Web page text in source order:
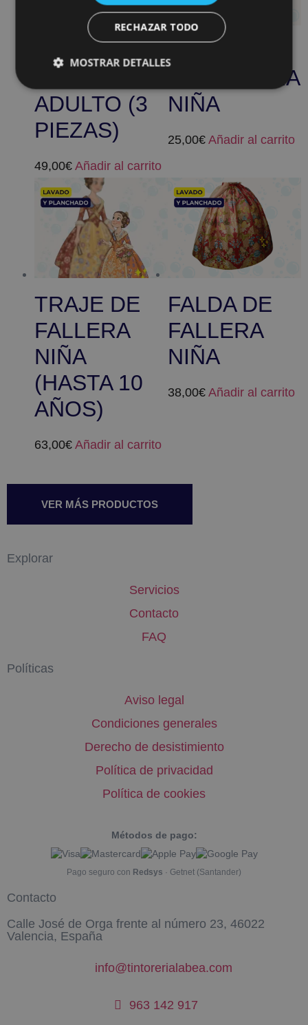
TRAJE DE
ADULTO (3
PIEZAS)
49,00€ Añadir al carrito
CORPIÑO
DE FALLERA
NIÑA
25,00€ Añadir al carrito
TRAJE DE
FALLERA
NIÑA
(HASTA 10
AÑOS)
63,00€ Añadir al carrito
FALDA DE
FALLERA
NIÑA
38,00€ Añadir al carrito
VER MÁS PRODUCTOS
Explorar
Servicios
Contacto
FAQ
Políticas
Aviso legal
Condiciones generales
Derecho de desistimiento
Política de privacidad
Política de cookies
Métodos de pago:
Pago seguro con Redsys · Getnet (Santander)
Contacto
Calle José de Orga frente al número 23, 46022
Valencia, España
info@tintorerialabea.com
963 142 917
RECHAZAR TODO
MOSTRAR DETALLES